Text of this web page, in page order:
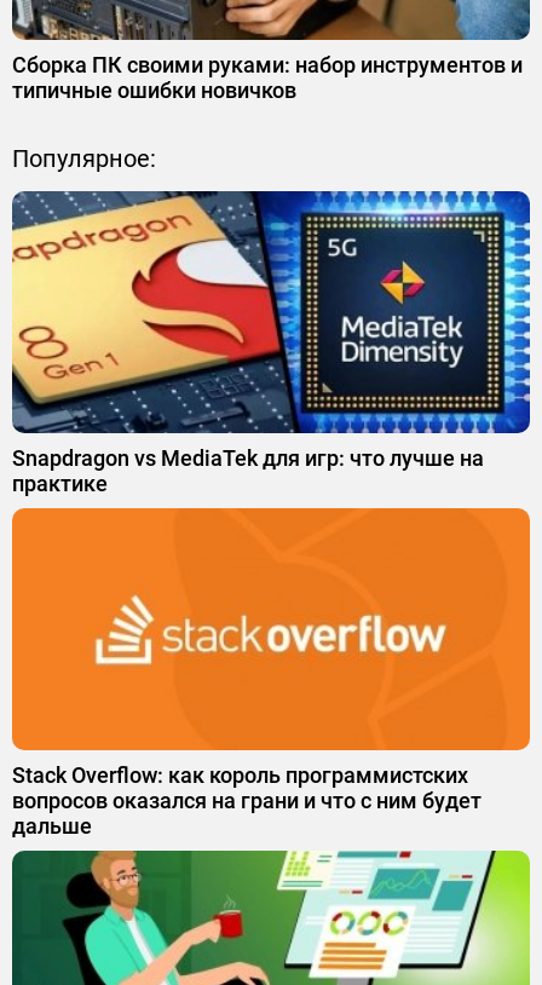
Сборка ПК своими руками: набор инструментов и
типичные ошибки новичков
Популярное:
Snapdragon vs MediaTek для игр: что лучше на
практике
Stack Overflow: как король программистских
вопросов оказался на грани и что с ним будет
дальше